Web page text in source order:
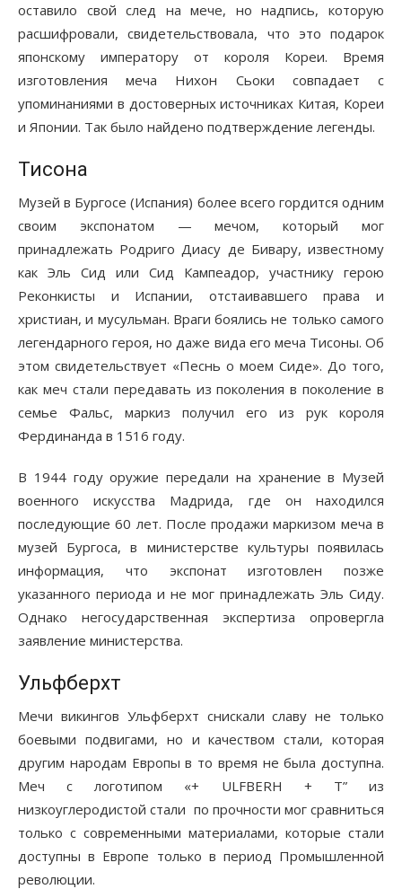
оставило свой след на мече, но надпись, которую
расшифровали, свидетельствовала, что это подарок
японскому императору от короля Кореи. Время
изготовления меча Нихон Сьоки совпадает с
упоминаниями в достоверных источниках Китая, Кореи
и Японии. Так было найдено подтверждение легенды.
Тисона
Музей в Бургосе (Испания) более всего гордится одним
своим экспонатом — мечом, который мог
принадлежать Родриго Диасу де Бивару, известному
как Эль Сид или Сид Кампеадор, участнику герою
Реконкисты и Испании, отстаивавшего права и
христиан, и мусульман. Враги боялись не только самого
легендарного героя, но даже вида его меча Тисоны. Об
этом свидетельствует «Песнь о моем Сиде». До того,
как меч стали передавать из поколения в поколение в
семье Фальс, маркиз получил его из рук короля
Фердинанда в 1516 году.
В 1944 году оружие передали на хранение в Музей
военного искусства Мадрида, где он находился
последующие 60 лет. После продажи маркизом меча в
музей Бургоса, в министерстве культуры появилась
информация, что экспонат изготовлен позже
указанного периода и не мог принадлежать Эль Сиду.
Однако негосударственная экспертиза опровергла
заявление министерства.
Ульфберхт
Мечи викингов Ульфберхт снискали славу не только
боевыми подвигами, но и качеством стали, которая
другим народам Европы в то время не была доступна.
Меч с логотипом «+ ULFBERH + T” из
низкоуглеродистой стали по прочности мог сравниться
только с современными материалами, которые стали
доступны в Европе только в период Промышленной
революции.